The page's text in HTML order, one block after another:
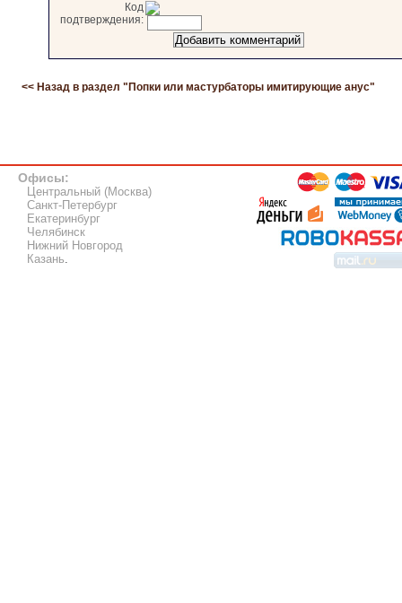
Код
подтверждения:
<< Назад в раздел " Попки или мастурбаторы имитирующие анус"
Офисы:
Центральный (Москва)
Санкт-Петербург
Екатеринбург
Челябинск
Нижний Новгород
Казань.